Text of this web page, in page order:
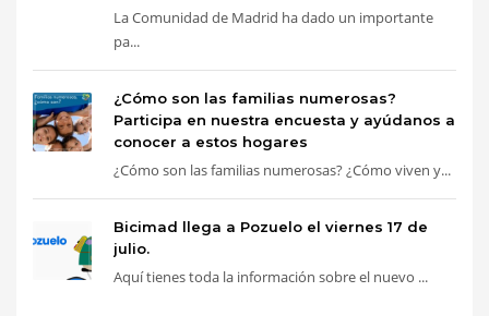
La Comunidad de Madrid ha dado un importante
pa...
¿Cómo son las familias numerosas?
Participa en nuestra encuesta y ayúdanos a
conocer a estos hogares
¿Cómo son las familias numerosas? ¿Cómo viven y...
Bicimad llega a Pozuelo el viernes 17 de
julio.
Aquí tienes toda la información sobre el nuevo ...